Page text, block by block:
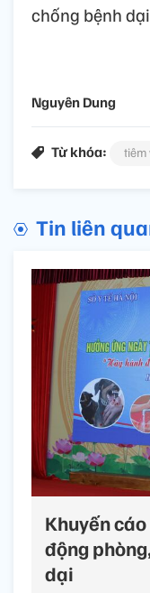
chống bệnh
Nguyên Dung
Từ khóa: tiêm
Tin liên
Khuyến
động
dại